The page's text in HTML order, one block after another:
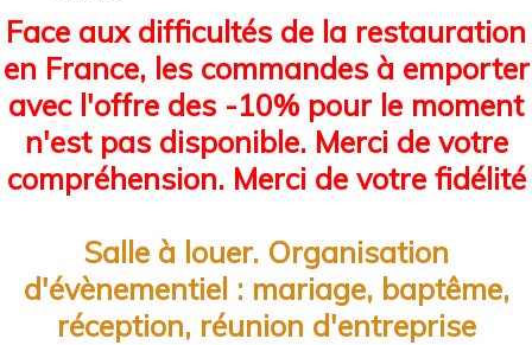
Face aux difficultés de la restauration
en France, les commandes à emporter
avec l'offre des -10% pour le moment
n'est pas disponible. Merci de votre
compréhension. Merci de votre fidélité
Salle à louer. Organisation
d'évènementiel : mariage, baptême,
réception, réunion d'entreprise